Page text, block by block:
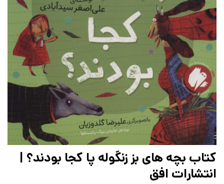
کتاب بچه های بز زنگوله پا کجا بودند؟ |
انتشارات افق